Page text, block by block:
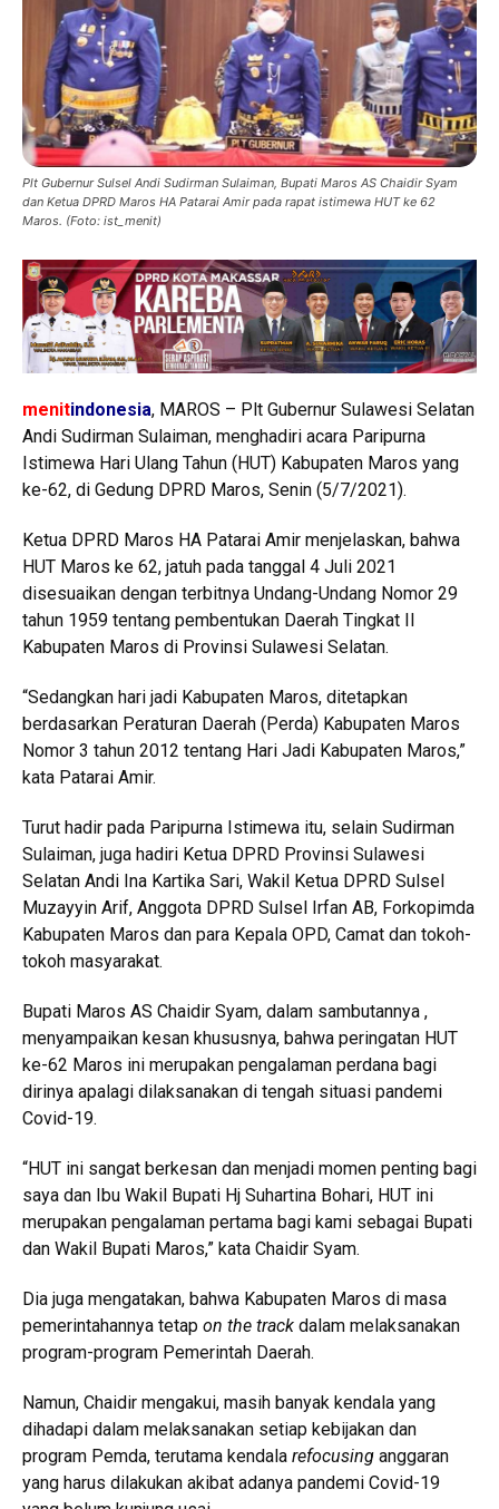
Plt Gubernur Sulsel Andi Sudirman Sulaiman, Bupati Maros AS Chaidir Syam
dan Ketua DPRD Maros HA Patarai Amir pada rapat istimewa HUT ke 62
Maros. (Foto: ist_menit)
menitindonesia, MAROS – Plt Gubernur Sulawesi Selatan
Andi Sudirman Sulaiman, menghadiri acara Paripurna
Istimewa Hari Ulang Tahun (HUT) Kabupaten Maros yang
ke-62, di Gedung DPRD Maros, Senin (5/7/2021).
Ketua DPRD Maros HA Patarai Amir menjelaskan, bahwa
HUT Maros ke 62, jatuh pada tanggal 4 Juli 2021
disesuaikan dengan terbitnya Undang-Undang Nomor 29
tahun 1959 tentang pembentukan Daerah Tingkat II
Kabupaten Maros di Provinsi Sulawesi Selatan.
“Sedangkan hari jadi Kabupaten Maros, ditetapkan
berdasarkan Peraturan Daerah (Perda) Kabupaten Maros
Nomor 3 tahun 2012 tentang Hari Jadi Kabupaten Maros,”
kata Patarai Amir.
Turut hadir pada Paripurna Istimewa itu, selain Sudirman
Sulaiman, juga hadiri Ketua DPRD Provinsi Sulawesi
Selatan Andi Ina Kartika Sari, Wakil Ketua DPRD Sulsel
Muzayyin Arif, Anggota DPRD Sulsel Irfan AB, Forkopimda
Kabupaten Maros dan para Kepala OPD, Camat dan tokoh-
tokoh masyarakat.
Bupati Maros AS Chaidir Syam, dalam sambutannya ,
menyampaikan kesan khususnya, bahwa peringatan HUT
ke-62 Maros ini merupakan pengalaman perdana bagi
dirinya apalagi dilaksanakan di tengah situasi pandemi
Covid-19.
“HUT ini sangat berkesan dan menjadi momen penting bagi
saya dan Ibu Wakil Bupati Hj Suhartina Bohari, HUT ini
merupakan pengalaman pertama bagi kami sebagai Bupati
dan Wakil Bupati Maros,” kata Chaidir Syam.
Dia juga mengatakan, bahwa Kabupaten Maros di masa
pemerintahannya tetap on the track dalam melaksanakan
program-program Pemerintah Daerah.
Namun, Chaidir mengakui, masih banyak kendala yang
dihadapi dalam melaksanakan setiap kebijakan dan
program Pemda, terutama kendala refocusing anggaran
yang harus dilakukan akibat adanya pandemi Covid-19